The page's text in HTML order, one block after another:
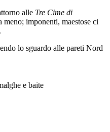
alle Tre Cime di
meno; imponenti, maestose ci
lo sguardo alle pareti Nord
e baite